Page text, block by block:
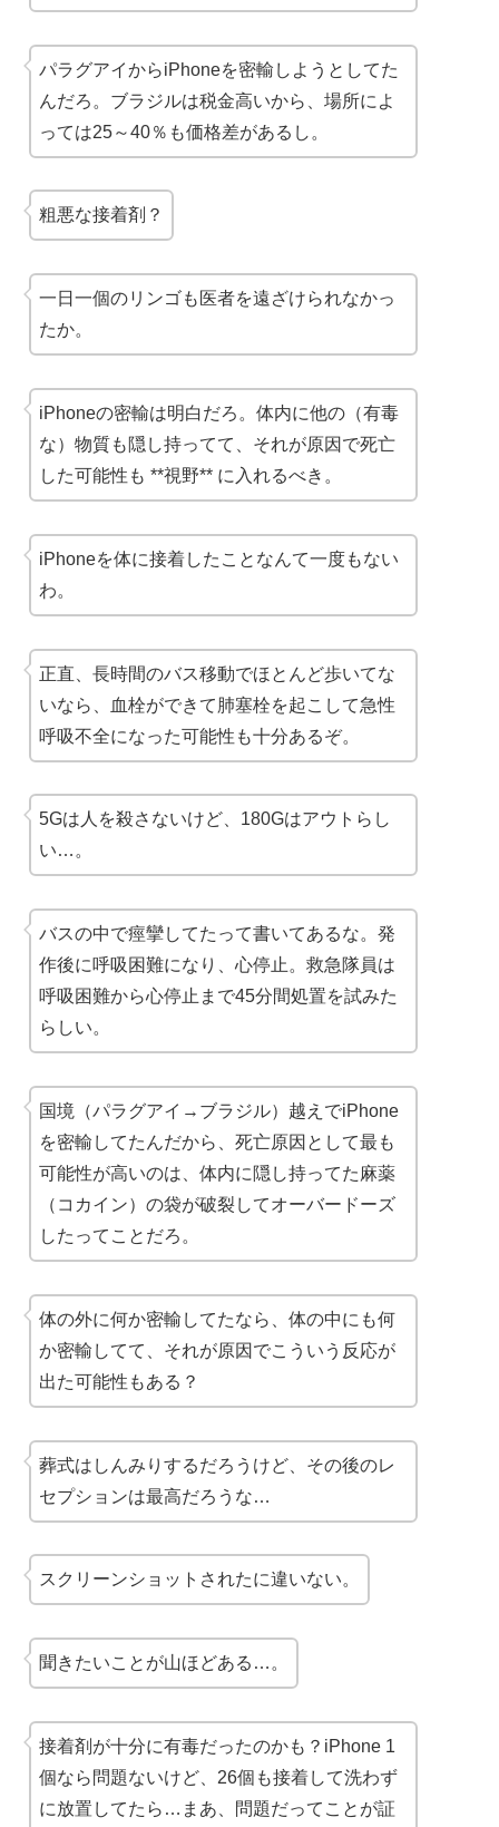
パラグアイからiPhoneを密輸しようとしてた
んだろ。ブラジルは税金高いから、場所によ
っては25～40％も価格差があるし。
粗悪な接着剤？
一日一個のリンゴも医者を遠ざけられなかっ
たか。
iPhoneの密輸は明白だろ。体内に他の（有毒
な）物質も隠し持ってて、それが原因で死亡
した可能性も **視野** に入れるべき。
iPhoneを体に接着したことなんて一度もない
わ。
正直、長時間のバス移動でほとんど歩いてな
いなら、血栓ができて肺塞栓を起こして急性
呼吸不全になった可能性も十分あるぞ。
5Gは人を殺さないけど、180Gはアウトらし
い…。
バスの中で痙攣してたって書いてあるな。発
作後に呼吸困難になり、心停止。救急隊員は
呼吸困難から心停止まで45分間処置を試みた
らしい。
国境（パラグアイ→ブラジル）越えでiPhone
を密輸してたんだから、死亡原因として最も
可能性が高いのは、体内に隠し持ってた麻薬
（コカイン）の袋が破裂してオーバードーズ
したってことだろ。
体の外に何か密輸してたなら、体の中にも何
か密輸してて、それが原因でこういう反応が
出た可能性もある？
葬式はしんみりするだろうけど、その後のレ
セプションは最高だろうな…
スクリーンショットされたに違いない。
聞きたいことが山ほどある…。
接着剤が十分に有毒だったのかも？iPhone 1
個なら問題ないけど、26個も接着して洗わず
に放置してたら…まあ、問題だってことが証